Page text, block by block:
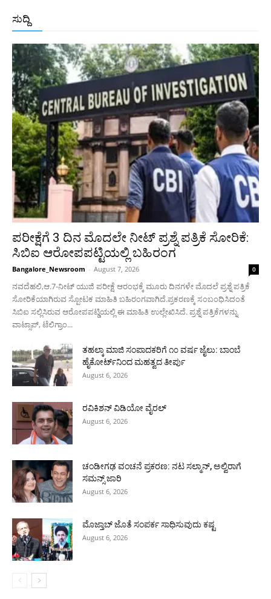
ಸುದ್ದಿ
ಪರೀಕ್ಷೆಗೆ 3 ದಿನ ಮೊದಲೇ ನೀಟ್ ಪ್ರಶ್ನೆ ಪತ್ರಿಕೆ ಸೋರಿಕೆ:
ಸಿಬಿಐ ಆರೋಪಪಟ್ಟಿಯಲ್ಲಿ ಬಹಿರಂಗ
Bangalore_Newsroom - August 7, 2026 0
ನವದೆಹಲಿ,ಆ.7-ನೀಟ್ ಯುಜಿ ಪರೀಕ್ಷೆ ಆರಂಭಕ್ಕೆ ಮೂರು ದಿನಗಳೇ ಮೊದಲೆ‌ ಪ್ರಶ್ನೆ ಪತ್ರಿಕೆ
ಸೋರಿಕೆಯಾಗಿರುವ ಸ್ಪೋಟಕ ಮಾಹಿತಿ ಬಹಿರಂಗವಾಗಿದೆ.ಪ್ರಕರಣಕ್ಕೆ ಸಂಬಂಧಿಸಿದಂತೆ
ಸಿಬಿಐ ಸಲ್ಲಿಸಿರುವ ಆರೋಪಪಟ್ಡಿಯಲ್ಲಿ ಈ ಮಾಹಿತಿ ಉಲ್ಲೇಖಿಸಿದೆ. ಪ್ರಶ್ನೆ ಪತ್ರಿಕೆಗಳನ್ನು
ವಾಟ್ಸಾಪ್, ಟೆಲಿಗ್ರಾಂ...
ತಹಲ್ಕಾ ಮಾಜಿ ಸಂಪಾದಕರಿಗೆ ೧೦ ವರ್ಷ ಜೈಲು: ಬಾಂಬೆ
ಹೈಕೋರ್ಟ್‌ನಿಂದ ಮಹತ್ವದ ತೀರ್ಪು
August 6, 2026
ರವಿಕಿಶನ್ ವಿಡಿಯೋ ವೈರಲ್
August 6, 2026
ಚಂಡೀಗಢ ವಂಚನೆ ಪ್ರಕರಣ: ನಟ ಸಲ್ಮಾನ್, ಅಲ್ವಿರಾಗೆ
ಸಮನ್ಸ್ ಜಾರಿ
August 6, 2026
ಮೊಜ್ತಾಬ್ ಜೊತೆ ಸಂಪರ್ಕ ಸಾಧಿಸುವುದು ಕಷ್ಟ
August 6, 2026